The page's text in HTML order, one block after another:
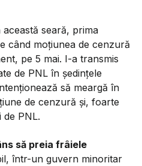
seară, prima
când moțiunea de cenzură
pe 5 mai. I-a transmis
de PNL în ședințele
să meargă în
de cenzură și, foarte
PNL.
să preia frâiele
într-un guvern minoritar